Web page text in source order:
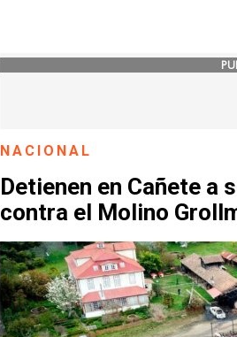
NACIONAL
Detienen en Cañete a
contra el Molino